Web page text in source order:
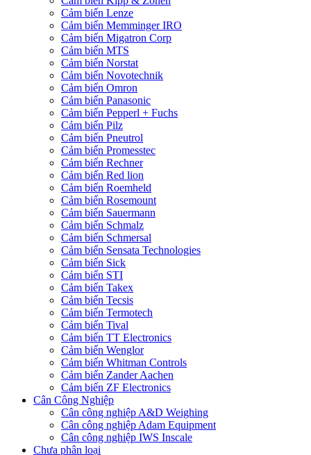
Cảm biến Lenze
Cảm biến Memminger IRO
Cảm biến Migatron Corp
Cảm biến MTS
Cảm biến Norstat
Cảm biến Novotechnik
Cảm biến Omron
Cảm biến Panasonic
Cảm biến Pepperl + Fuchs
Cảm biến Pilz
Cảm biến Pneutrol
Cảm biến Promesstec
Cảm biến Rechner
Cảm biến Red lion
Cảm biến Roemheld
Cảm biến Rosemount
Cảm biến Sauermann
Cảm biến Schmalz
Cảm biến Schmersal
Cảm biến Sensata Technologies
Cảm biến Sick
Cảm biến STI
Cảm biến Takex
Cảm biến Tecsis
Cảm biến Termotech
Cảm biến Tival
Cảm biến TT Electronics
Cảm biến Wenglor
Cảm biến Whitman Controls
Cảm biến Zander Aachen
Cảm biến ZF Electronics
Cân Công Nghiệp
Cân công nghiệp A&D Weighing
Cân công nghiệp Adam Equipment
Cân công nghiệp IWS Inscale
Chưa phân loại